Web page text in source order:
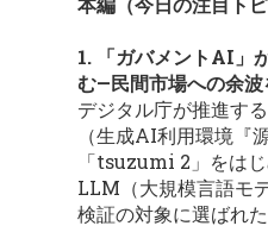
1. 「ガバメントAI」
む—民間市場への余
デジタル庁が推進す
（生成AI利用環境『
「tsuzumi 2」をは
LLM（大規模言語モ
検証の対象に選ばれた